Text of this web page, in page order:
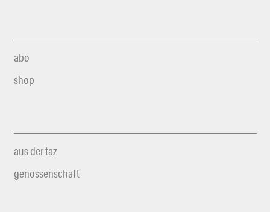
abo
shop
aus der taz
genossenschaft